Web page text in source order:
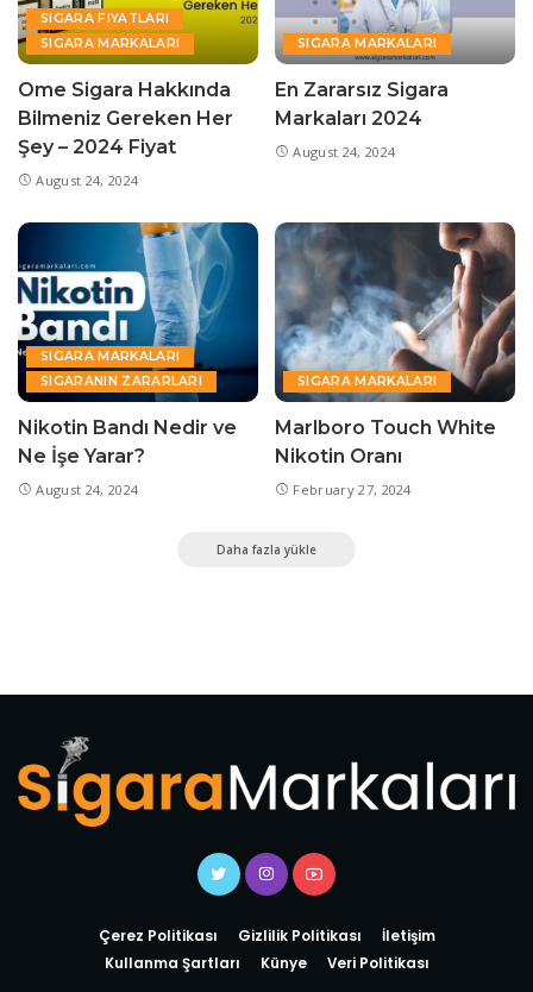
SIGARA FIYATLARI
SIGARA MARKALARI
Ome Sigara Hakkında
Bilmeniz Gereken Her
Şey – 2024 Fiyat
August 24, 2024
SIGARA MARKALARI
En Zararsız Sigara
Markaları 2024
August 24, 2024
SIGARA MARKALARI
SIGARANIN ZARARLARI
Nikotin Bandı Nedir ve
Ne İşe Yarar?
August 24, 2024
SIGARA MARKALARI
Marlboro Touch White
Nikotin Oranı
February 27, 2024
Daha fazla yükle
Çerez Politikası Gizlilik Politikası
İletişim
Kullanma Şartları
Künye Veri Politikası